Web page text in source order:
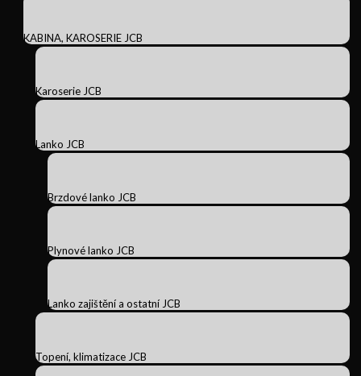
KABINA, KAROSERIE JCB
Karoserie JCB
Lanko JCB
Brzdové lanko JCB
Plynové lanko JCB
Lanko zajištění a ostatní JCB
Topení, klimatizace JCB